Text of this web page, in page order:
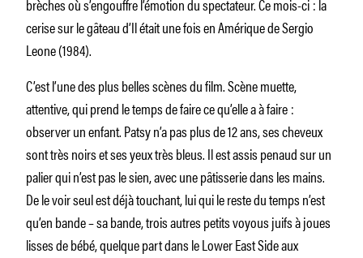
cerise sur le gâteau d’Il était une fois en Amérique de Sergio
Leone (1984).
C’est l’une des plus belles scènes du film. Scène muette,
attentive, qui prend le temps de faire ce qu’elle a à faire :
observer un enfant. Patsy n’a pas plus de 12 ans, ses cheveux
sont très noirs et ses yeux très bleus. Il est assis penaud sur un
palier qui n’est pas le sien, avec une pâtisserie dans les mains.
De le voir seul est déjà touchant, lui qui le reste du temps n’est
qu’en bande – sa bande, trois autres petits voyous juifs à joues
lisses de bébé, quelque part dans le Lower East Side aux